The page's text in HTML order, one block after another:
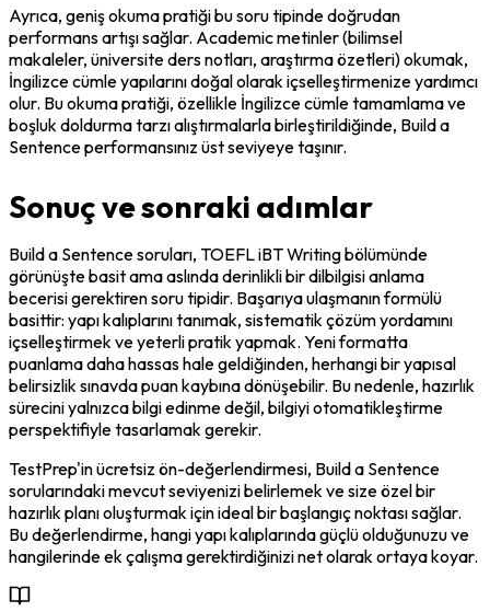
Ayrıca, geniş okuma pratiği bu soru tipinde doğrudan
performans artışı sağlar. Academic metinler (bilimsel
makaleler, üniversite ders notları, araştırma özetleri) okumak,
İngilizce cümle yapılarını doğal olarak içselleştirmenize yardımcı
olur. Bu okuma pratiği, özellikle İngilizce cümle tamamlama ve
boşluk doldurma tarzı alıştırmalarla birleştirildiğinde, Build a
Sentence performansınız üst seviyeye taşınır.
Sonuç ve sonraki adımlar
Build a Sentence soruları, TOEFL iBT Writing bölümünde
görünüşte basit ama aslında derinlikli bir dilbilgisi anlama
becerisi gerektiren soru tipidir. Başarıya ulaşmanın formülü
basittir: yapı kalıplarını tanımak, sistematik çözüm yordamını
içselleştirmek ve yeterli pratik yapmak. Yeni formatta
puanlama daha hassas hale geldiğinden, herhangi bir yapısal
belirsizlik sınavda puan kaybına dönüşebilir. Bu nedenle, hazırlık
sürecini yalnızca bilgi edinme değil, bilgiyi otomatikleştirme
perspektifiyle tasarlamak gerekir.
TestPrep'in ücretsiz ön-değerlendirmesi, Build a Sentence
sorularındaki mevcut seviyenizi belirlemek ve size özel bir
hazırlık planı oluşturmak için ideal bir başlangıç noktası sağlar.
Bu değerlendirme, hangi yapı kalıplarında güçlü olduğunuzu ve
hangilerinde ek çalışma gerektirdiğinizi net olarak ortaya koyar.